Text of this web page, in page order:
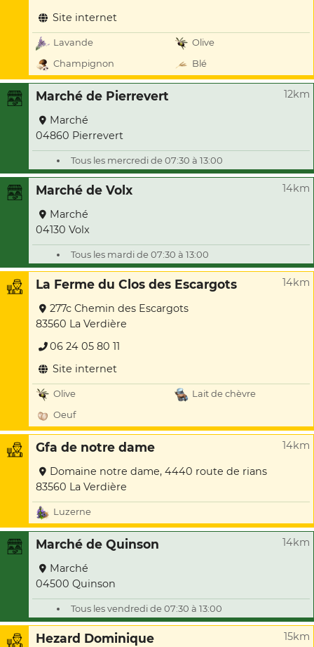
Site internet
Lavande
Olive
Champignon
Blé
Marché de Pierrevert 12km
Marché
04860 Pierrevert
Tous les mercredi de 07:30 à 13:00
Marché de Volx 14km
Marché
04130 Volx
Tous les mardi de 07:30 à 13:00
La Ferme du Clos des Escargots 14km
277c Chemin des Escargots
83560 La Verdière
06 24 05 80 11
Site internet
Olive
Lait de chèvre
Oeuf
Gfa de notre dame 14km
Domaine notre dame, 4440 route de rians
83560 La Verdière
Luzerne
Marché de Quinson 14km
Marché
04500 Quinson
Tous les vendredi de 07:30 à 13:00
Hezard Dominique 15km